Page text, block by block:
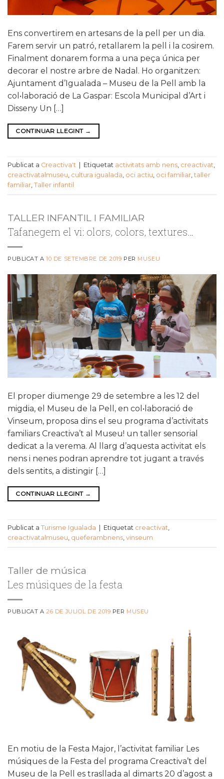
Ens convertirem en artesans de la pell per un dia.
Farem servir un patró, retallarem la pell i la cosirem.
Finalment donarem forma a una peça única per
decorar el nostre arbre de Nadal. Ho organitzen:
Ajuntament d’Igualada – Museu de la Pell amb la
col•laboració de La Gaspar: Escola Municipal d’Art i
Disseny Un […]
CONTINUAR LLEGINT →
Publicat a Creactiva't Etiquetat activitats amb nens, creactivat,
creactivatalmuseu, cultura igualada, oci actiu, oci familiar, taller
familiar, Taller infantil
TALLER INFANTIL I FAMILIAR
Tafanegem el vi: olors, colors, textures…
PUBLICAT A10 DE SETEMBRE DE 2019 PER MUSEU
El proper diumenge 29 de setembre a les 12 del
migdia, el Museu de la Pell, en col•laboració de
Vinseum, proposa dins el seu programa d’activitats
familiars Creactiva’t al Museu! un taller sensorial
dedicat a la verema. Al llarg d’aquesta activitat els
nens i nenes podran aprendre tot jugant a través
dels sentits, a distingir […]
CONTINUAR LLEGINT →
Publicat a Turisme Igualada Etiquetat creactivat,
creactivatalmuseu, queferambnens, vinseum
Taller de música
Les músiques de la festa
PUBLICAT A26 DE JULIOL DE 2019 PER MUSEU
En motiu de la Festa Major, l’activitat familiar Les
músiques de la Festa del programa Creactiva’t del
Museu de la Pell es trasllada al dimarts 20 d’agost a